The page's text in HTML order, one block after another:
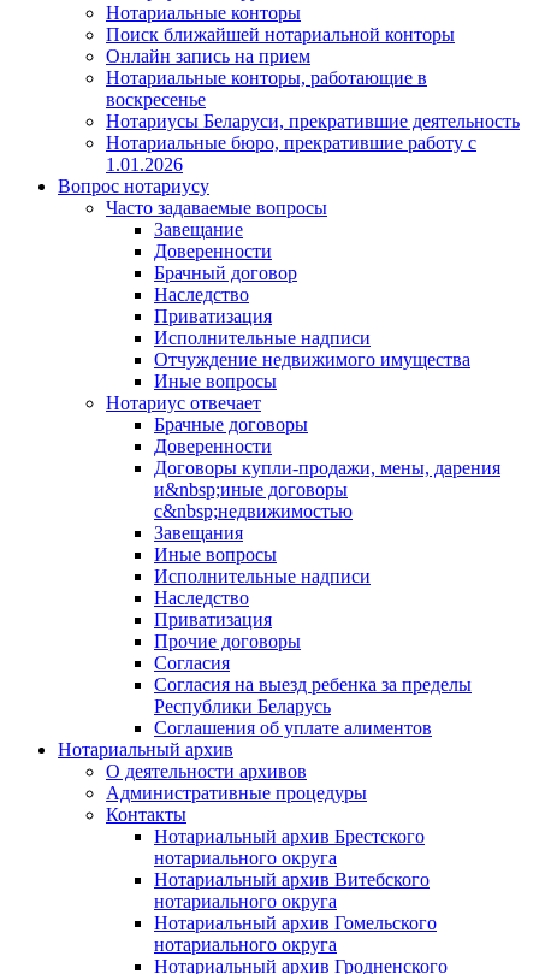
Нотариальные конторы
Поиск ближайшей нотариальной конторы
Онлайн запись на прием
Нотариальные конторы, работающие в
воскресенье
Нотариусы Беларуси, прекратившие деятельность
Нотариальные бюро, прекратившие работу с
1.01.2026
Вопрос нотариусу
Часто задаваемые вопросы
Завещание
Доверенности
Брачный договор
Наследство
Приватизация
Исполнительные надписи
Отчуждение недвижимого имущества
Иные вопросы
Нотариус отвечает
Брачные договоры
Доверенности
Договоры купли-продажи, мены, дарения
и&nbsp;иные договоры
с&nbsp;недвижимостью
Завещания
Иные вопросы
Исполнительные надписи
Наследство
Приватизация
Прочие договоры
Согласия
Согласия на выезд ребенка за пределы
Республики Беларусь
Соглашения об уплате алиментов
Нотариальный архив
О деятельности архивов
Административные процедуры
Контакты
Нотариальный архив Брестского
нотариального округа
Нотариальный архив Витебского
нотариального округа
Нотариальный архив Гомельского
нотариального округа
Нотариальный архив Гродненского